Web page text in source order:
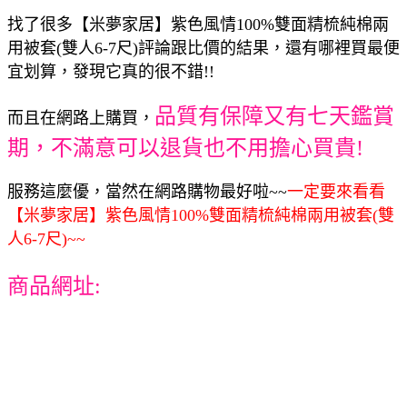
找了很多【米夢家居】紫色風情100%雙面精梳純棉兩
用被套(雙人6-7尺)評論跟比價的結果，還有哪裡買最便
宜划算，發現它真的很不錯!!
而且在網路上購買， 品質有保障又有七天鑑賞
期，不滿意可以退貨也不用擔心買貴!
服務這麼優，當然在網路購物最好啦~~一定要來看看
【米夢家居】紫色風情100%雙面精梳純棉兩用被套(雙
人6-7尺)~~
商品網址: